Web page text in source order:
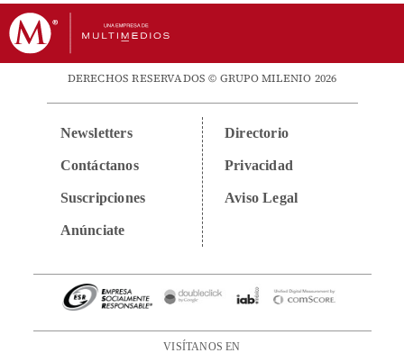
DERECHOS RESERVADOS © GRUPO MILENIO 2026
Newsletters
Contáctanos
Suscripciones
Anúnciate
Directorio
Privacidad
Aviso Legal
VISÍTANOS EN